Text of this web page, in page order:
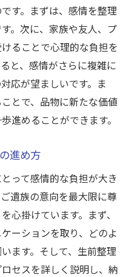
す。まずは、感情を整理
。次に、家族や友人、プ
ることで心理的な負担を
と、感情がさらに複雑に
応が望ましいです。ま
とで、品物に新たな価値
進めることができます。
進め方
って感情的な負担が大き
遺族の意向を最大限に尊
心掛けています。まず、
ーションを取り、どのよ
ます。そして、生前整理
セスを詳しく説明し、納